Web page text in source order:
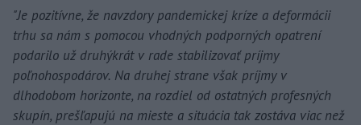
"Je pozitívne, že navzdory pandemickej kríze a deformácii
trhu sa nám s pomocou vhodných podporných opatrení
podarilo už druhýkrát v rade stabilizovať príjmy
poľnohospodárov. Na druhej strane však príjmy v
dlhodobom horizonte, na rozdiel od ostatných profesných
skupín, prešľapujú na mieste a situácia tak zostáva viac než